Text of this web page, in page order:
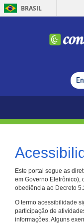
BRASIL
Este portal segue as
em Governo Eletrônico),
obediência ao Decreto
O termo acessibilidade
participação de
informações. Alguns